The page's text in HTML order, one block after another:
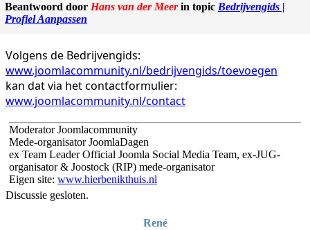
Beantwoord door Hans van der Meerin topic Bedrijvengids |
Profiel Aanpassen
Volgens de Bedrijvengids:
www.joomlacommunity.nl/bedrijvengids/toevoegen
kan dat via het contactformulier:
www.joomlacommunity.nl/contact
Moderator Joomlacommunity
Mede-organisator JoomlaDagen
ex Team Leader Official Joomla Social Media Team, ex-JUG-
organisator & Joostock (RIP) mede-organisator
Eigen site: www.hierbenikthuis.nl
Discussie gesloten.
René